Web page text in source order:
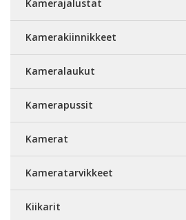
Kamerajalustat
Kamerakiinnikkeet
Kameralaukut
Kamerapussit
Kamerat
Kameratarvikkeet
Kiikarit